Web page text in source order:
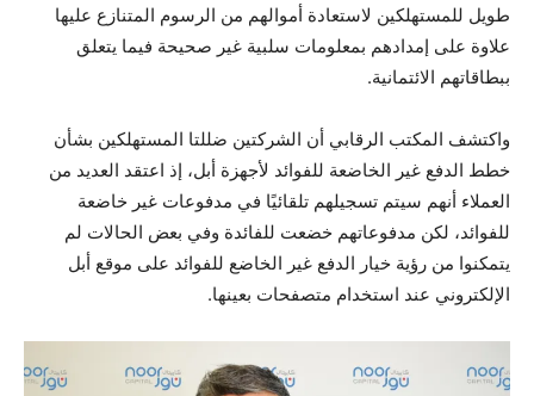
طويل للمستهلكين لاستعادة أموالهم من الرسوم المتنازع عليها
علاوة على إمدادهم بمعلومات سلبية غير صحيحة فيما يتعلق
ببطاقاتهم الائتمانية.
واكتشف المكتب الرقابي أن الشركتين ضللتا المستهلكين بشأن
خطط الدفع غير الخاضعة للفوائد لأجهزة أبل، إذ اعتقد العديد من
العملاء أنهم سيتم تسجيلهم تلقائيًا في مدفوعات غير خاضعة
للفوائد، لكن مدفوعاتهم خضعت للفائدة وفي بعض الحالات لم
يتمكنوا من رؤية خيار الدفع غير الخاضع للفوائد على موقع أبل
الإلكتروني عند استخدام متصفحات بعينها.